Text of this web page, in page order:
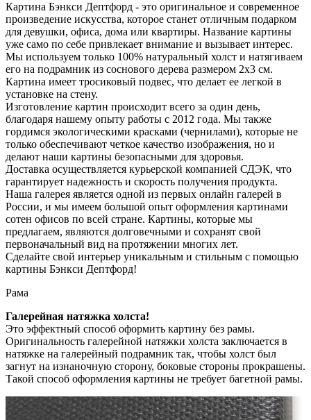
Картина Бэнкси Дептфорд - это оригинальное и современное
произведение искусства, которое станет отличным подарком
для девушки, офиса, дома или квартиры. Название картины
уже само по себе привлекает внимание и вызывает интерес.
Мы используем только 100% натуральный холст и натягиваем
его на подрамник из соснового дерева размером 2х3 см.
Картина имеет тросиковый подвес, что делает ее легкой в
установке на стену.
Изготовление картин происходит всего за один день,
благодаря нашему опыту работы с 2012 года. Мы также
гордимся экологическими красками (чернилами), которые не
только обеспечивают четкое качество изображения, но и
делают наши картины безопасными для здоровья.
Доставка осуществляется курьерской компанией СДЭК, что
гарантирует надежность и скорость получения продукта.
Наша галерея является одной из первых онлайн галерей в
России, и мы имеем большой опыт оформления картинами
сотен офисов по всей стране. Картины, которые мы
предлагаем, являются долговечными и сохранят свой
первоначальный вид на протяжении многих лет.
Сделайте свой интерьер уникальным и стильным с помощью
картины Бэнкси Дептфорд!
Рама
Галерейная натяжка холста!
Это эффектный способ оформить картину без рамы.
Оригинальность галерейной натяжки холста заключается в
натяжке на галерейный подрамник так, чтобы холст был
загнут на изнаночную сторону, боковые стороны прокрашены.
Такой способ оформления картины не требует багетной рамы.